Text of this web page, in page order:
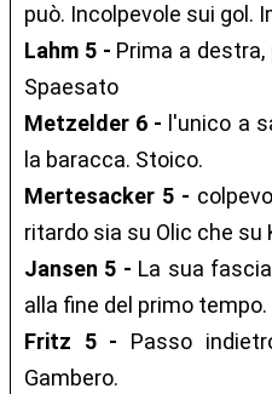
può. Incolpevole sui gol.
Lahm 5 - Prima a
Spaesato
Metzelder 6 - l'unico a
la baracca. Stoico.
Mertesacker 5 -
ritardo sia su Olic che su
Jansen 5 - La sua
alla fine del primo
Fritz 5 - Passo
Gambero.